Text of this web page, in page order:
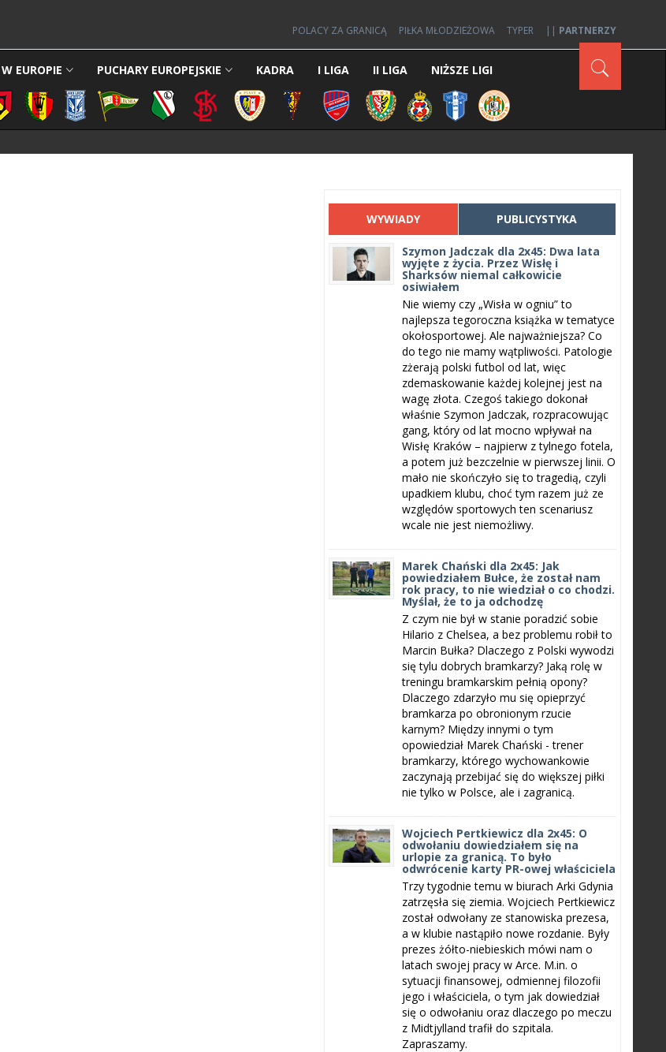
POLACY ZA GRANICĄ PIŁKA MŁODZIEŻOWA TYPER || PARTNERZY
EUROPIE PUCHARY EUROPEJSKIE KADRA I LIGA II LIGA NIŻSZE LIGI
WYWIADY PUBLICYSTYKA
Szymon Jadczak dla 2x45: Dwa lata
wyjęte z życia. Przez Wisłę i
Sharksów niemal całkowicie
osiwiałem
Nie wiemy czy „Wisła w ogniu” to
najlepsza tegoroczna książka w tematyce
okołosportowej. Ale najważniejsza? Co
do tego nie mamy wątpliwości. Patologie
zżerają polski futbol od lat, więc
zdemaskowanie każdej kolejnej jest na
wagę złota. Czegoś takiego dokonał
właśnie Szymon Jadczak, rozpracowując
gang, który od lat mocno wpływał na
Wisłę Kraków – najpierw z tylnego fotela,
a potem już bezczelnie w pierwszej linii. O
mało nie skończyło się to tragedią, czyli
upadkiem klubu, choć tym razem już ze
względów sportowych ten scenariusz
wcale nie jest niemożliwy.
Marek Chański dla 2x45: Jak
powiedziałem Bułce, że został nam
rok pracy, to nie wiedział o co chodzi.
Myślał, że to ja odchodzę
Z czym nie był w stanie poradzić sobie
Hilario z Chelsea, a bez problemu robił to
Marcin Bułka? Dlaczego z Polski wywodzi
się tylu dobrych bramkarzy? Jaką rolę w
treningu bramkarskim pełnią opony?
Dlaczego zdarzyło mu się opieprzyć
bramkarza po obronionym rzucie
karnym? Między innymi o tym
opowiedział Marek Chański - trener
bramkarzy, którego wychowankowie
zaczynają przebijać się do większej piłki
nie tylko w Polsce, ale i zagranicą.
Wojciech Pertkiewicz dla 2x45: O
odwołaniu dowiedziałem się na
urlopie za granicą. To było
odwrócenie karty PR-owej właściciela
Trzy tygodnie temu w biurach Arki Gdynia
zatrzęsła się ziemia. Wojciech Pertkiewicz
został odwołany ze stanowiska prezesa,
a w klubie nastąpiło nowe rozdanie. Były
prezes żółto-niebieskich mówi nam o
latach swojej pracy w Arce. M.in. o
sytuacji finansowej, odmiennej filozofii
jego i właściciela, o tym jak dowiedział
się o odwołaniu oraz dlaczego po meczu
z Midtjylland trafił do szpitala.
Zapraszamy.